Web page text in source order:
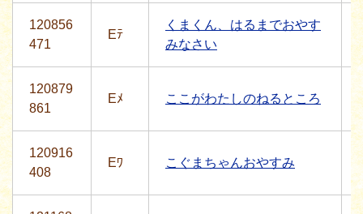
120856
471
Eﾃ
くまくん、はるまでおやす
みなさい
120879
861
Eﾒ ここがわたしのねるところ
120916
408
Eﾜ こぐまちゃんおやすみ